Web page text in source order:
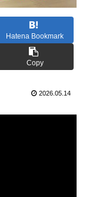
Hatena Bookmark
Copy
2026.05.14